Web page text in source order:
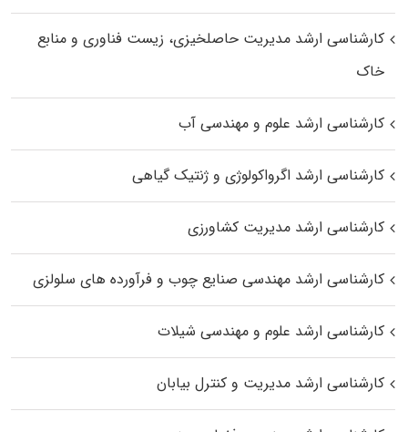
کارشناسی ارشد مدیریت حاصلخیزی، زیست فناوری و منابع
خاک
کارشناسی ارشد علوم و مهندسی آب
کارشناسی ارشد اگرواکولوژی و ژنتیک گیاهی
کارشناسی ارشد مدیریت کشاورزی
کارشناسی ارشد مهندسی صنایع چوب و فرآورده‌ های سلولزی
کارشناسی ارشد علوم و مهندسی شیلات
کارشناسی ارشد مدیریت و کنترل بیابان